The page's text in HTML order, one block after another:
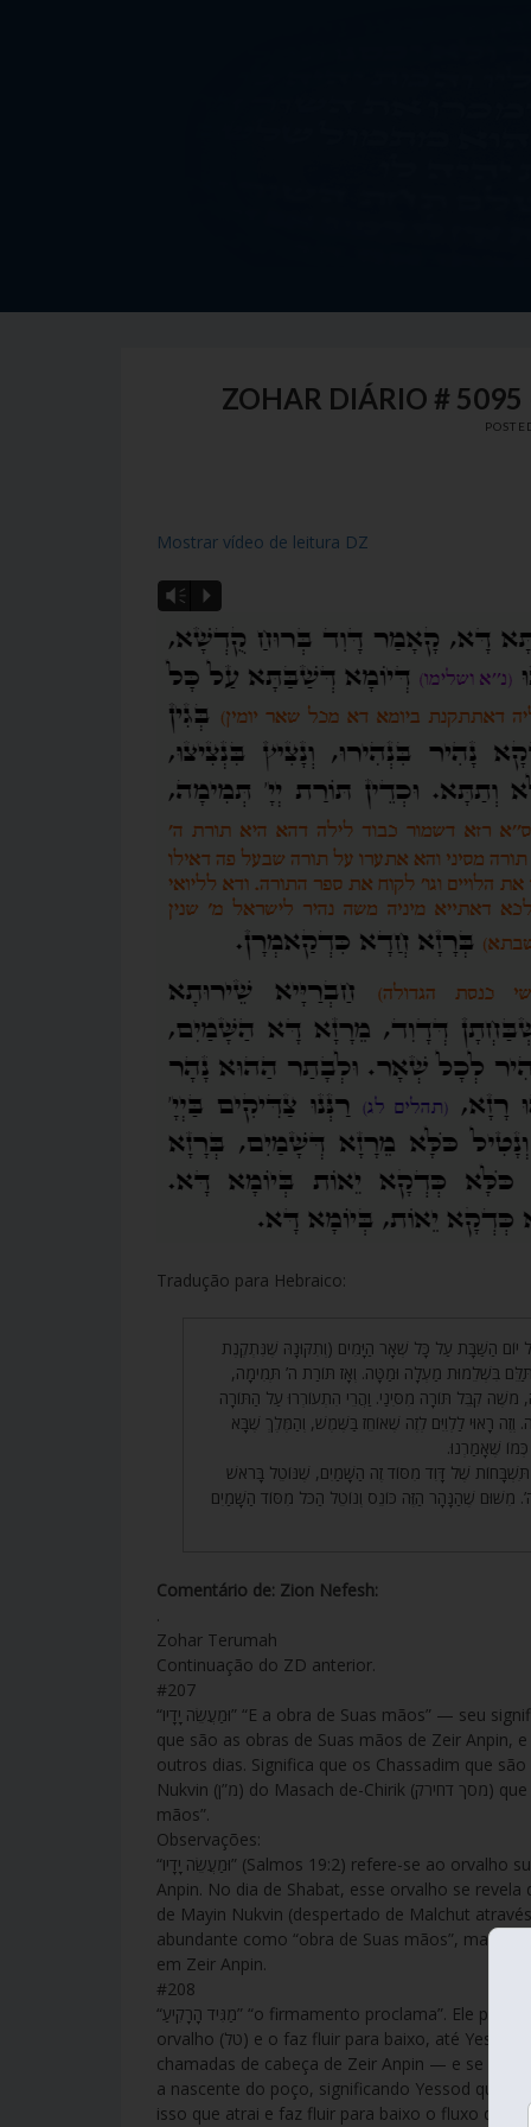
ZOHAR DIÁRIO # 5095
Mostrar vídeo de leitura DZ
Vm P
Tradução para Hebraico:
יוֹם הַשַּׁבָּת עַל כָּל שְׁאָר הַיָּמִים (וְתִקּוּנָהּ שֶׁנִּתְקֶנֶת
בִּשְׁלֵמוּת מַעְלָה וּמַטָּה. וְאָז תּוֹרַת ה’ תְּמִימָה,
קִבֵּל תּוֹרָה מִסִּינַי. וַהֲרֵי הִתְעוֹרְרוּ עַל הַתּוֹרָה
רָאוּי לַלְוִיִּם לְזֶה שֶׁאוֹחֵז בַּשֶּׁמֶשׁ, וְהַמֶּלֶךְ שֶׁבָּא
שֶׁאָמַרְנוּ.
תִּשְׁבָּחוֹת שֶׁל דָּוִד מִסּוֹד זֶה הַשָּׁמַיִם, שֶׁנּוֹטֵל בָּרֹאשׁ
מִשּׁוּם שֶׁהַנָּהָר הַזֶּה כּוֹנֵס וְנוֹטֵל הַכֹּל מִסּוֹד הַשָּׁמַיִם
Comentário de: Zion Nefesh:
.
Zohar Terumah
Continuação do ZD anterior.
#207
“וּמַעֲשֵׂה יָדָיו” “E a obra de Suas mãos” — seu significado é aquele orvalho supremo que brilha de todos os lados ocultos,
que são as obras de Suas mãos de Zeir Anpin,
outros dias. Significa que os Chassadim que
Nukvin (מ”ן) do Masach de-Chirik (מסך דחירק) que Zeir Anpin ergueu, e portanto o orvalho é chamado de “obra de Suas
mãos”.
Observações:
“וּמַעֲשֵׂה יָדָיו” (Salmos 19:2) refere-se ao orvalho supremo (טל, tal) — Chassadim puro fluindo dos aspectos ocultos de Zeir
Anpin. No dia de Shabat, esse orvalho se
de Mayin Nukvin (despertado de Malchut
abundante como “obra de Suas mãos”,
em Zeir Anpin.
#208
“מַגִּיד הָרָקִיעַ” “o firmamento proclama”. Ele pergunta: O que é “מַגִּיד” “magid”? E Ele responde: Seu significado é que atrai o
orvalho (טל) e o faz fluir para baixo, até Yessod, da cabeça do Rei — isto é, de suas três sefirot superiores (ג”ר), que são
chamadas de cabeça de Zeir Anpin — e se
a nascente do poço, significando Yessod que
isso que atrai e faz fluir para baixo o fluxo do